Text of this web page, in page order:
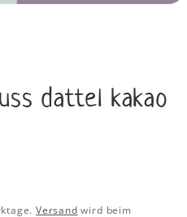
dattel kakao
Versand wird beim